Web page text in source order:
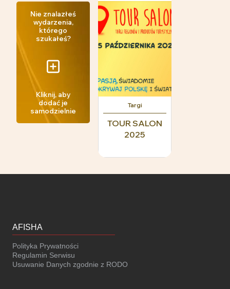
Nie znalazłeś
wydarzenia,
którego
szukałeś?
Kliknij, aby
dodać je
samodzielnie
Targi
TOUR SALON
2025
AFISHA
Polityka Prywatności
Regulamin Serwisu
Usuwanie Danych zgodnie z RODO